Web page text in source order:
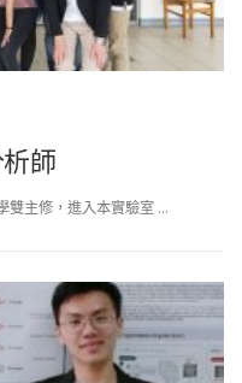
師
雙主修，進入本實驗室 …